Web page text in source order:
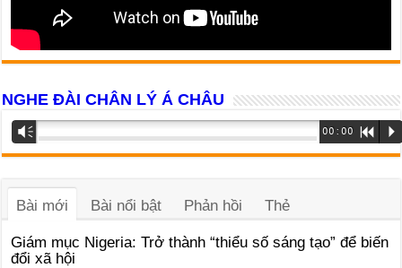
NGHE ĐÀI CHÂN LÝ Á CHÂU
Trình
phát
âm
Vm 00:00 R P
Bài mới Bài nổi bật Phản hồi Thẻ
Giám mục Nigeria: Trở thành “thiểu số sáng tạo” để biến
đổi xã hội